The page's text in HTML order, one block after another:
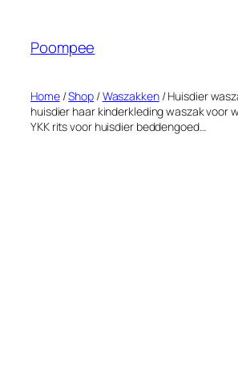
Poompee
Home/Shop/Waszakken/ Huisdier
huisdier haar kinderkleding waszak voor
YKK rits voor huisdier beddengoed…